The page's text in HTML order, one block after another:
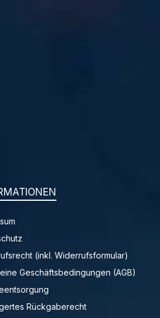
(inkl. Widerrufsformular)
Geschäftsbedingungen (AGB)
Rückgaberecht